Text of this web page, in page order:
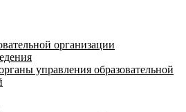
организации
управления образовательной